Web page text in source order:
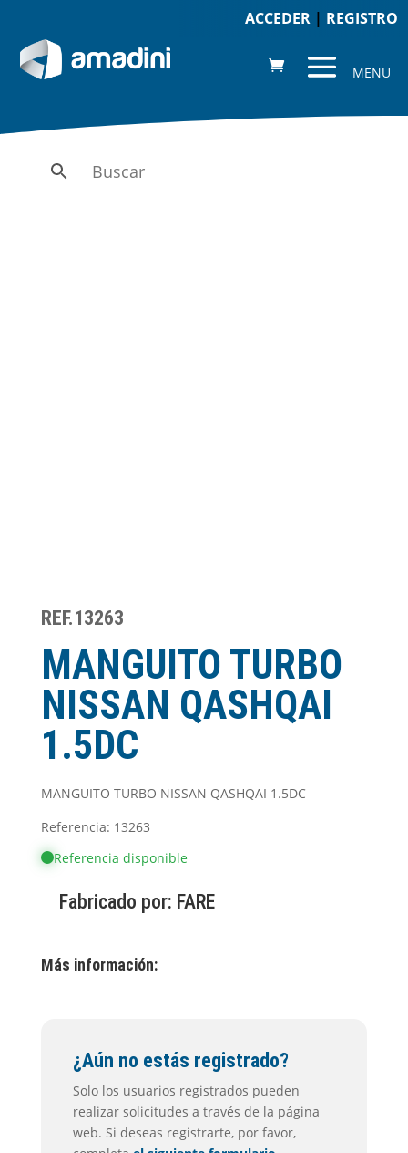
ACCEDER| REGISTRO
REF.13263
MANGUITO TURBO
NISSAN QASHQAI
1.5DC
MANGUITO TURBO NISSAN QASHQAI 1.5DC
Referencia: 13263
Referencia disponible
Fabricado por: FARE
Más información:
¿Aún no estás registrado?
Solo los usuarios registrados pueden
realizar solicitudes a través de la página
web. Si deseas registrarte, por favor,